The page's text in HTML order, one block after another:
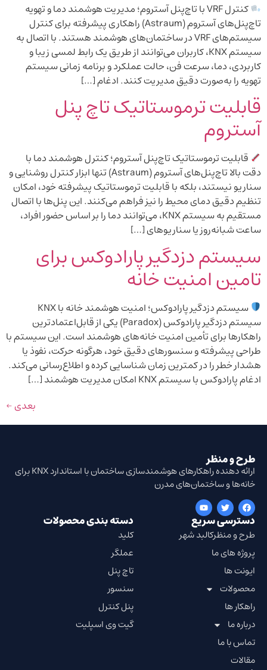
کنترل VRF با تاچ‌پنل آستروم؛ مدیریت هوشمند دما و تهویه
تاچ‌پنل‌های آستروم (Astraum) راهکاری پیشرفته برای کنترل
سیستم‌های VRF در ساختمان‌های هوشمند هستند. با اتصال به
سیستم KNX، کاربران می‌توانند از طریق یک رابط لمسی زیبا و
کاربردی، دما، سرعت فن، حالت عملکرد و برنامه زمانی سیستم
تهویه را به‌صورت دقیق مدیریت کنند. ادغام […]
قابلیت ترموستاتیک تاچ پنل
آستروم
قابلیت ترموستاتیک تاچ‌پنل آستروم؛ کنترل هوشمند دما با
دقت بالا تاچ‌پنل‌های آستروم (Astraum) تنها ابزار کنترل روشنایی و
سناریو نیستند، بلکه با قابلیت ترموستاتیک پیشرفته خود، امکان
تنظیم دقیق دمای محیط را نیز فراهم می‌کنند. این پنل‌ها با اتصال
مستقیم به سیستم KNX، می‌توانند دما را بر اساس حضور افراد،
ساعت شبانه‌روز یا سناریوهای […]
سیستم دزدگیر پارادوکس برای
تامین امنیت خانه
سیستم دزدگیر پارادوکس؛ امنیت هوشمند خانه با KNX
سیستم دزدگیر پارادوکس (Paradox) یکی از قابل‌اعتمادترین
راهکارها برای تأمین امنیت خانه‌های هوشمند است. این سیستم با
طراحی پیشرفته و سنسورهای دقیق خود، هرگونه حرکت، نفوذ یا
هشدار خطر را در کمترین زمان شناسایی کرده و اطلاع‌رسانی می‌کند.
ادغام پارادوکس با سیستم KNX امکان مدیریت هوشمند […]
بعدی←
طرح و منظر
ارائه دهنده راهکارهای هوشمندسازی ساختمان با استاندارد KNX برای
خانه‌ها و ساختمان‌های مدرن
دسترسی سریع
طرح و منظرکالبد شهر
پروژه های ما
ایونت ها
محصولات
راهکار ها
درباره ما
تماس با ما
مقالات
دسته بندی محصولات
کلید
عملگر
تاچ پنل
سنسور
پنل کنترل
گیت وی اسپلیت